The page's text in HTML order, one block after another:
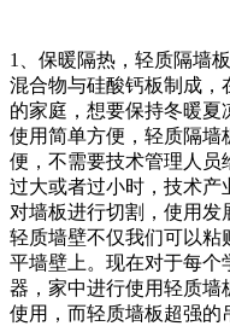
1、保暖隔热，轻质隔墙
混合物与硅酸钙板制成，
的家庭，想要保持冬暖夏
使用简单方便，轻质隔墙
便，不需要技术管理人员
过大或者过小时，技术产
对墙板进行切割，使用发
轻质墙壁不仅我们可以粘
平墙壁上。现在对于每个
器，家中进行使用轻质墙
使用，而轻质墙板超强的